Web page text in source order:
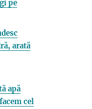
pe
arată
apă
cel